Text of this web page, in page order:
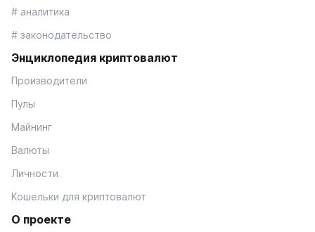
# аналитика
# законодательство
Энциклопедия криптовалют
Производители
Пулы
Майнинг
Валюты
Личности
Кошельки для криптовалют
О проекте